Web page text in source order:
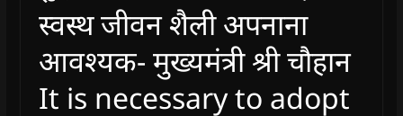
स्वस्थ जीवन शैली अपनाना
आवश्यक- मुख्यमंत्री श्री चौहान
It is necessary to adopt